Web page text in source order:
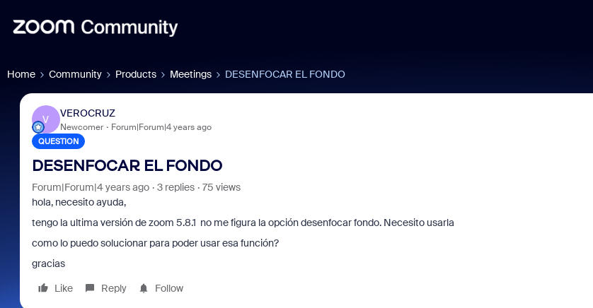
Home Community Products Meetings DESENFOCAR EL FONDO
V
VEROCRUZ
Newcomer Forum|Forum|4 years ago
QUESTION
DESENFOCAR EL FONDO
Forum|Forum|4 years ago 3 replies
75 views
hola, necesito ayuda,
tengo la ultima versión de zoom 5.8.1 no me figura la opción desenfocar fondo. Necesito usarla
como lo puedo solucionar para poder usar esa función?
gracias
Like
Reply Follow